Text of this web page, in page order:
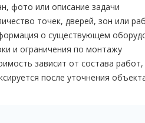
фото или описание задачи
точек, дверей, зон или
о существующем
и ограничения по монтажу
зависит от состава
после уточнения